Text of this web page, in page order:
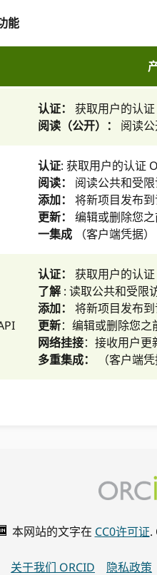
能
认证：
获取用户的认
阅读（公开）： 阅读
认证: 获取用户的认证
阅读：
阅读公共和受
添加：
将新项目发布到
更新：
编辑或删除您
一集成 （客户端凭据）
认证：
获取用户的认
了解 : 读取公共和受限
添加：
将新项目发布到
更新：编辑或删除您之
网络挂接：接收用户更
多重集成：
（客户端凭
本网站的文字在 CC0许可证.
关于我们 ORCID 隐私政策